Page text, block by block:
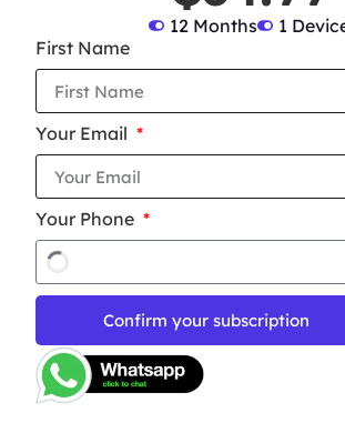
12 Months
1
First Name
Your Email
Your Phone
Confirm your subscription